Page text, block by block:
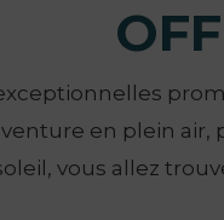
en plein
vous allez